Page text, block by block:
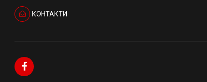
КОНТАКТИ